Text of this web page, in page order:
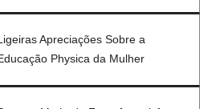
Apreciações Sobre a
Physica da Mulher